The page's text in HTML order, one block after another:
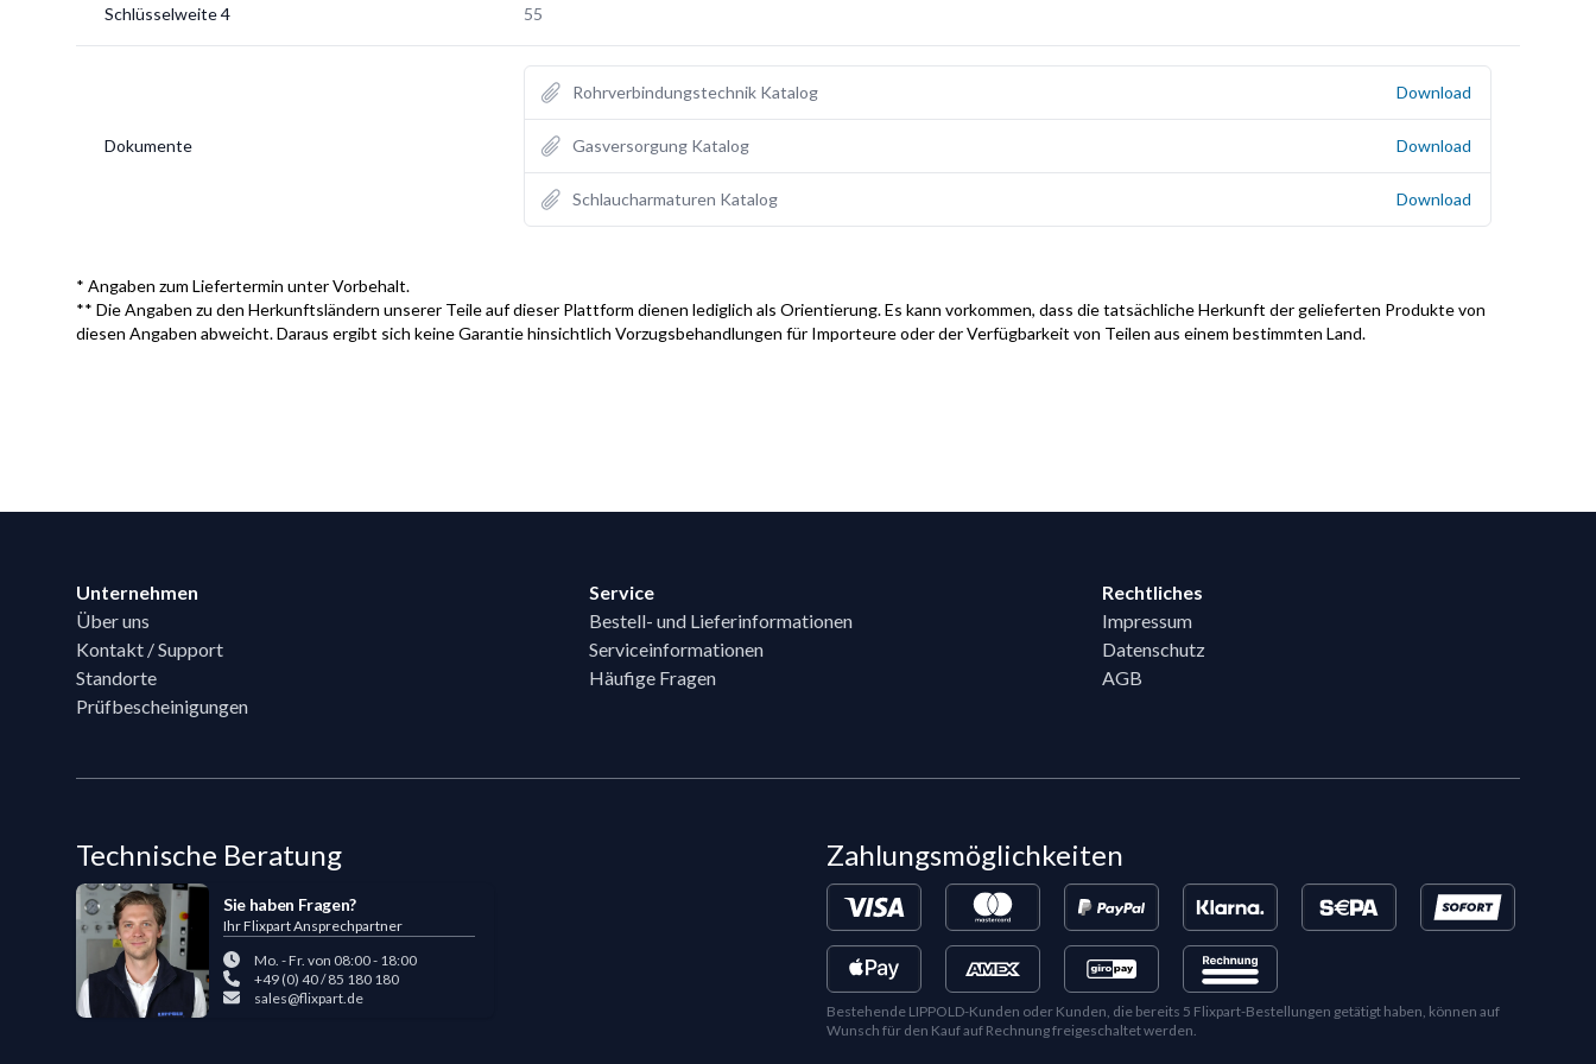
Schlüsselweite 4 55
Dokumente
Rohrverbindungstechnik Katalog Download
Gasversorgung Katalog Download
Schlaucharmaturen Katalog Download
* Angaben zum Liefertermin unter Vorbehalt.
** Die Angaben zu den Herkunftsländern unserer Teile auf dieser Plattform dienen lediglich als Orientierung. Es kann vorkommen, dass die tatsächliche Herkunft der gelieferten Produkte von
diesen Angaben abweicht. Daraus ergibt sich keine Garantie hinsichtlich Vorzugsbehandlungen für Importeure oder der Verfügbarkeit von Teilen aus einem bestimmten Land.
Unternehmen
Über uns
Kontakt / Support
Standorte
Prüfbescheinigungen
Service
Bestell- und Lieferinformationen
Serviceinformationen
Häufige Fragen
Rechtliches
Impressum
Datenschutz
AGB
Technische Beratung
Sie haben Fragen?
Ihr Flixpart Ansprechpartner
Mo. - Fr. von 08:00 - 18:00
+49 (0) 40 / 85 180 180
sales@flixpart.de
Zahlungsmöglichkeiten
Bestehende LIPPOLD-Kunden oder Kunden, die bereits 5 Flixpart-Bestellungen getätigt haben, können auf
Wunsch für den Kauf auf Rechnung freigeschaltet werden.